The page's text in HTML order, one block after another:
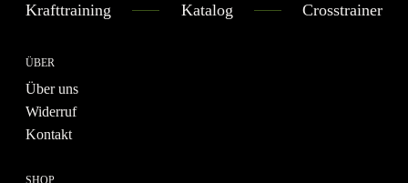
Krafttraining Katalog Crosstrainer
ÜBER
Über uns
Widerruf
Kontakt
SHOP